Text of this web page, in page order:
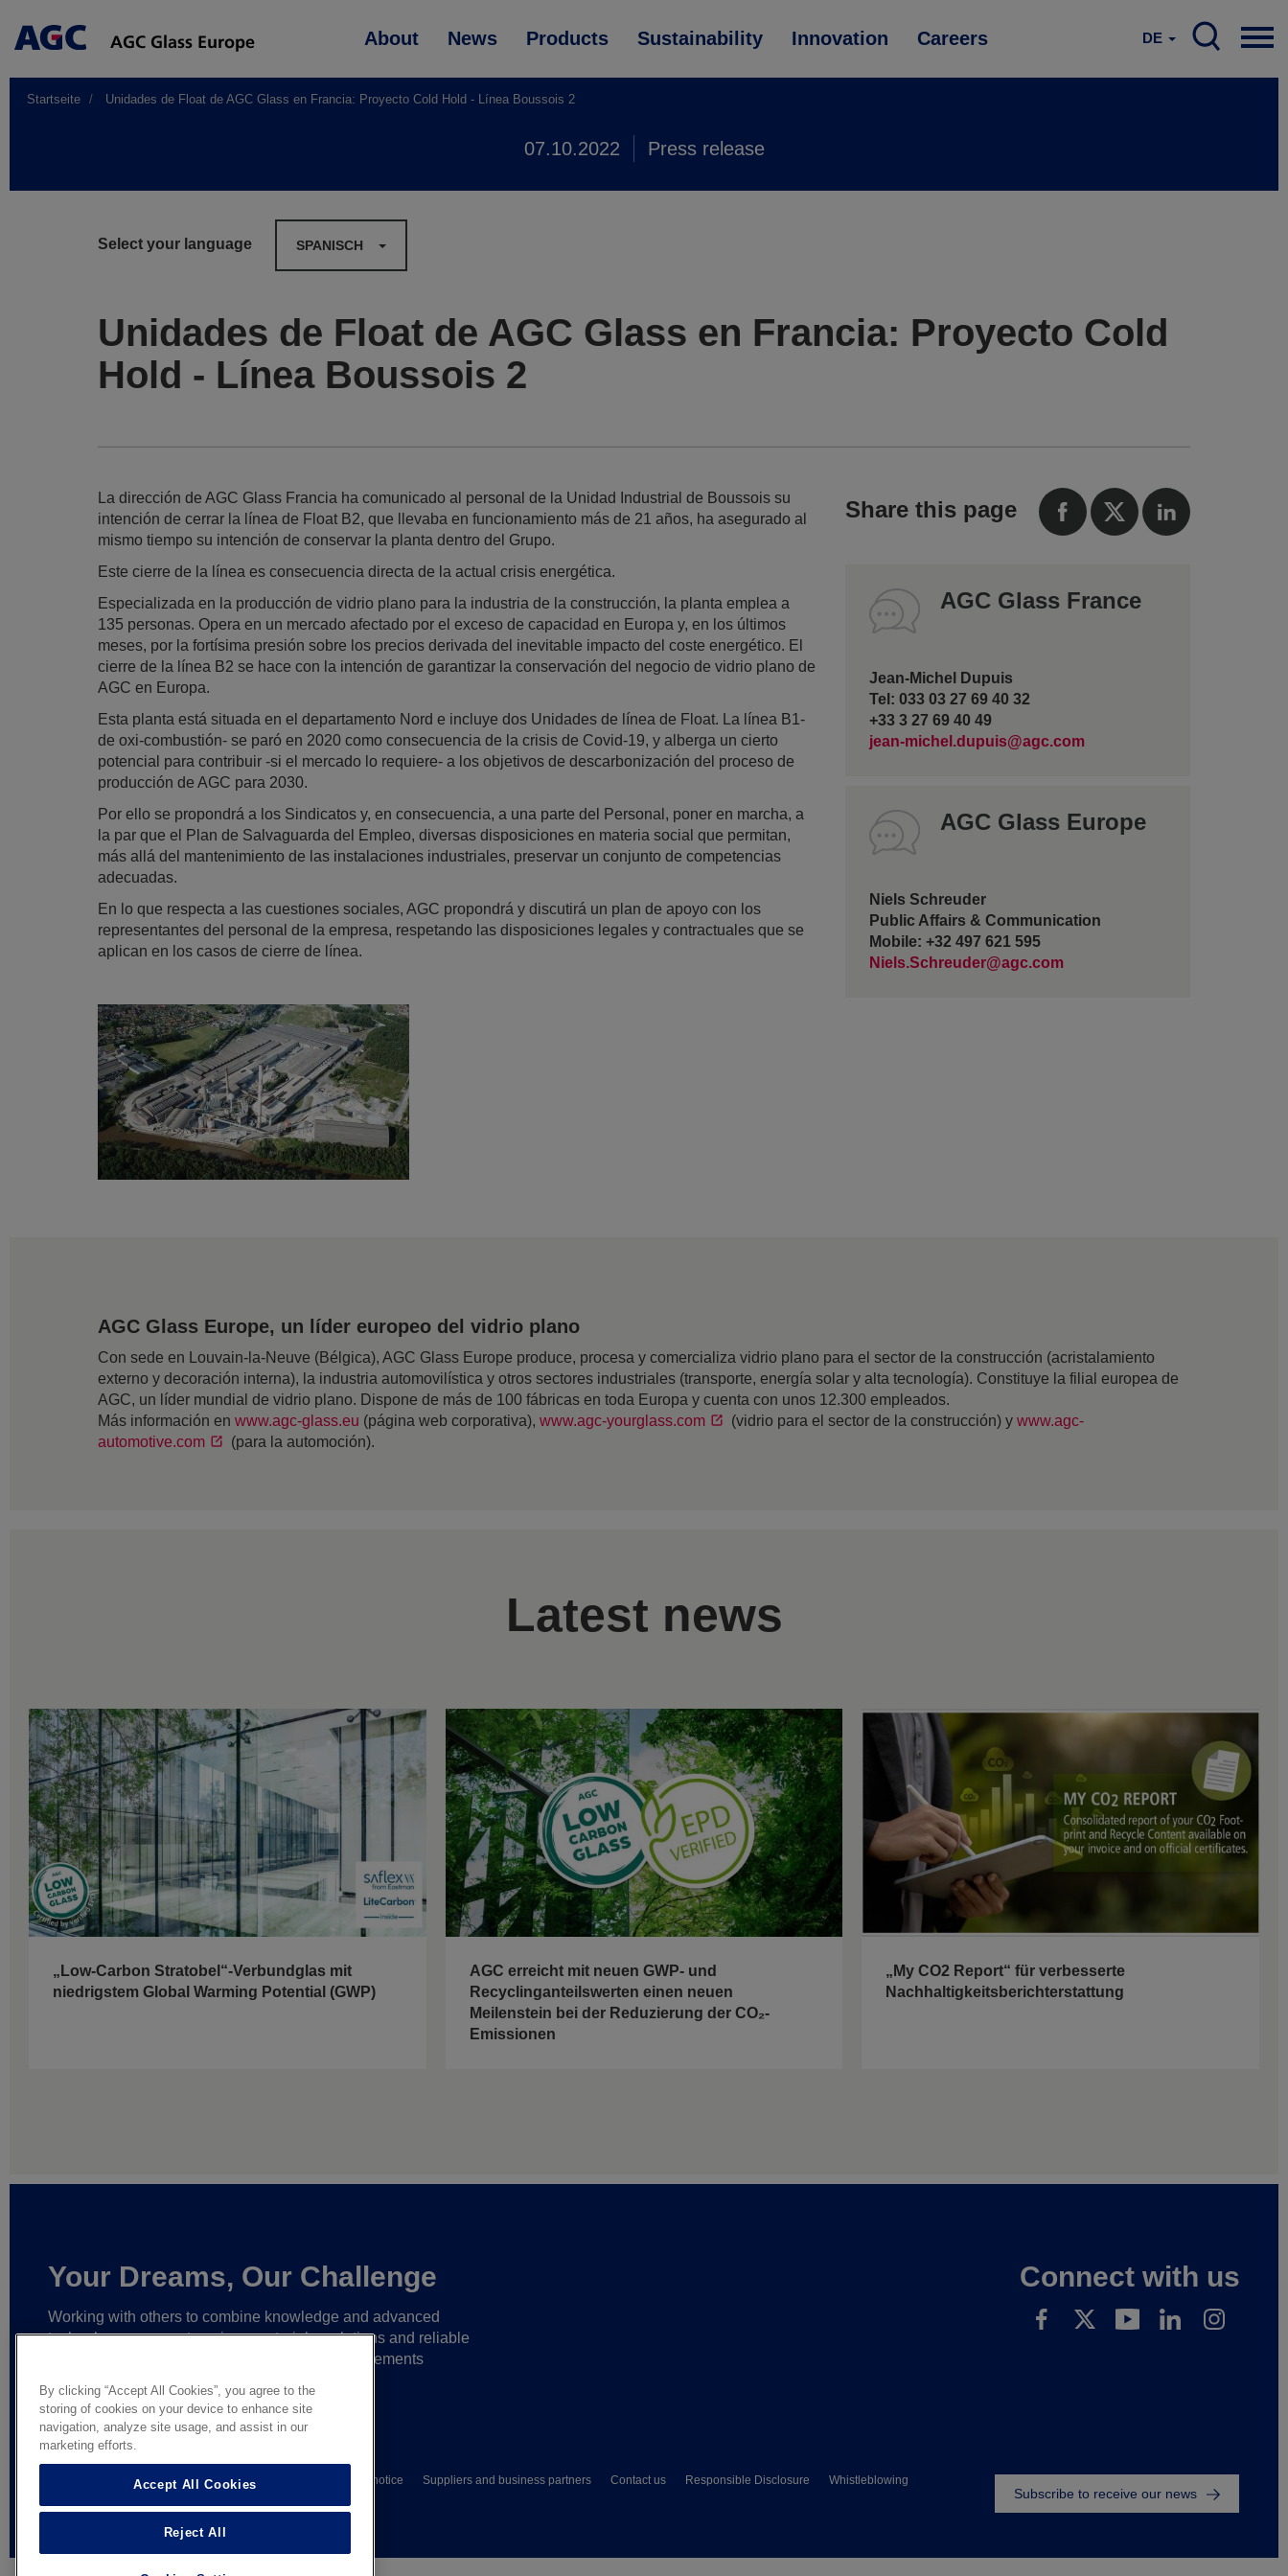
Main
About News Products Sustainability Innovation Careers DE
Startseite Unidades de Float de AGC Glass en Francia: Proyecto Cold Hold - Línea Boussois 2
07.10.2022 Press release
Select your language SPANISCH
Unidades de Float de AGC Glass en Francia: Proyecto Cold
Hold - Línea Boussois 2
La dirección de AGC Glass Francia ha comunicado al personal de la Unidad Industrial de Boussois su
intención de cerrar la línea de Float B2, que llevaba en funcionamiento más de 21 años, ha asegurado al
mismo tiempo su intención de conservar la planta dentro del Grupo.
Este cierre de la línea es consecuencia directa de la actual crisis energética.
Especializada en la producción de vidrio plano para la industria de la construcción, la planta emplea a
135 personas. Opera en un mercado afectado por el exceso de capacidad en Europa y, en los últimos
meses, por la fortísima presión sobre los precios derivada del inevitable impacto del coste energético. El
cierre de la línea B2 se hace con la intención de garantizar la conservación del negocio de vidrio plano de
AGC en Europa.
Esta planta está situada en el departamento Nord e incluye dos Unidades de línea de Float. La línea B1-
de oxi-combustión- se paró en 2020 como consecuencia de la crisis de Covid-19, y alberga un cierto
potencial para contribuir -si el mercado lo requiere- a los objetivos de descarbonización del proceso de
producción de AGC para 2030.
Por ello se propondrá a los Sindicatos y, en consecuencia, a una parte del Personal, poner en marcha, a
la par que el Plan de Salvaguarda del Empleo, diversas disposiciones en materia social que permitan,
más allá del mantenimiento de las instalaciones industriales, preservar un conjunto de competencias
adecuadas.
En lo que respecta a las cuestiones sociales, AGC propondrá y discutirá un plan de apoyo con los
representantes del personal de la empresa, respetando las disposiciones legales y contractuales que se
aplican en los casos de cierre de línea.
Share this page
AGC Glass France
Jean-Michel Dupuis
Tel: 033 03 27 69 40 32
+33 3 27 69 40 49
jean-michel.dupuis@agc.com
AGC Glass Europe
Niels Schreuder
Public Affairs & Communication
Mobile: +32 497 621 595
Niels.Schreuder@agc.com
AGC Glass Europe, un líder europeo del vidrio plano
Con sede en Louvain-la-Neuve (Bélgica), AGC Glass Europe produce, procesa y comercializa vidrio plano para el sector de la construcción (acristalamiento
externo y decoración interna), la industria automovilística y otros sectores industriales (transporte, energía solar y alta tecnología). Constituye la filial europea de
AGC, un líder mundial de vidrio plano. Dispone de más de 100 fábricas en toda Europa y cuenta con unos 12.300 empleados.
Más información en www.agc-glass.eu (página web corporativa), www.agc-yourglass.com (vidrio para el sector de la construcción) y www.agc-
automotive.com
(para la automoción).
Latest news
„Low-Carbon Stratobel“-Verbundglas mit
niedrigstem Global Warming Potential (GWP)
AGC erreicht mit neuen GWP- und
Recyclinganteilswerten einen neuen
Meilenstein bei der Reduzierung der CO₂-
Emissionen
„My CO2 Report“ für verbesserte
Nachhaltigkeitsberichterstattung
Your Dreams, Our Challenge
Working with others to combine knowledge and advanced
technology,we create unique materials, solutions and reliable
that help make ever greater achievements
Connect with us
Footer
© AGC Glass Europe 2026 Wettelijke informatie Privacy notice Suppliers and business partners Contact us Responsible Disclosure
Whistleblowing
General terms of sale
Subscribe to receive our news
By clicking “Accept All Cookies”, you agree to the
storing of cookies on your device to enhance site
navigation, analyze site usage, and assist in our
marketing efforts.
Accept All Cookies
Reject All